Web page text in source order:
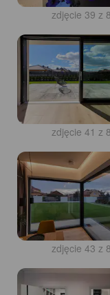
zdjęcie 39 z
zdjęcie 41 z
zdjęcie 43 z